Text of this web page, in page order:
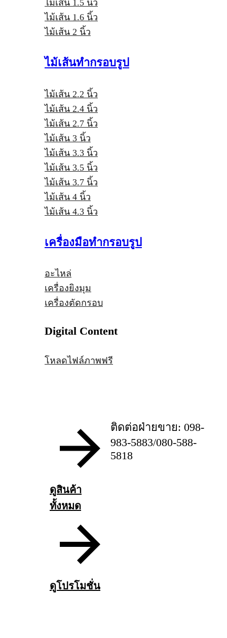
ไม้เส้น 1.5 นิ้ว
ไม้เส้น 1.6 นิ้ว
ไม้เส้น 2 นิ้ว
ไม้เส้นทำกรอบรูป
ไม้เส้น 2.2 นิ้ว
ไม้เส้น 2.4 นิ้ว
ไม้เส้น 2.7 นิ้ว
ไม้เส้น 3 นิ้ว
ไม้เส้น 3.3 นิ้ว
ไม้เส้น 3.5 นิ้ว
ไม้เส้น 3.7 นิ้ว
ไม้เส้น 4 นิ้ว
ไม้เส้น 4.3 นิ้ว
เครื่องมือทำกรอบรูป
อะไหล่
เครื่องยิงมุม
เครื่องตัดกรอบ
Digital Content
โหลดไฟล์ภาพฟรี
ดูสินค้า
ทั้งหมด
ดูโปรโมชั่น
ติดต่อฝ่ายขาย: 098-
983-5883/080-588-
5818